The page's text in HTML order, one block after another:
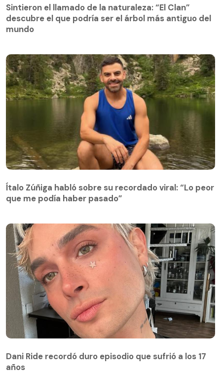
descubre el que podría ser el árbol más antiguo del
mundo
Sintieron el llamado de la naturaleza: “El Clan”
descubre el que podría ser el árbol más antiguo del
mundo
Ítalo Zúñiga habló sobre su recordado viral: “Lo peor
que me podía haber pasado”
Dani Ride recordó duro episodio que sufrió a los 17
años